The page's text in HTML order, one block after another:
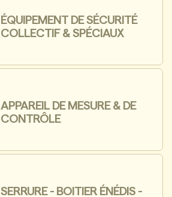
ÉQUIPEMENT DE SÉCURITÉ
COLLECTIF & SPÉCIAUX
APPAREIL DE MESURE & DE
CONTRÔLE
SERRURE - BOITIER ÉNÉDIS -